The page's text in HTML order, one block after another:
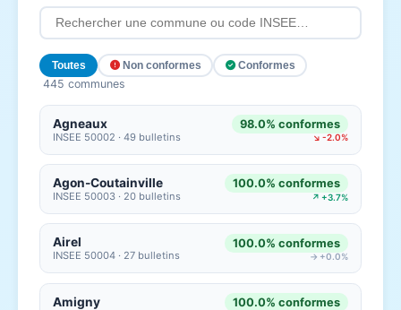
Toutes Non conformes Conformes
445 communes
Agneaux
INSEE 50002 · 49 bulletins
98.0% conformes
↘ -2.0%
Agon-Coutainville
INSEE 50003 · 20 bulletins
100.0% conformes
↗ +3.7%
Airel
INSEE 50004 · 27 bulletins
100.0% conformes
→ +0.0%
Amigny 100.0% conformes